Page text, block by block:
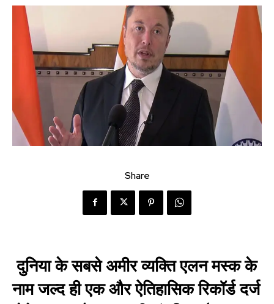
Share
दुनिया के सबसे अमीर व्यक्ति एलन मस्क के
नाम जल्द ही एक और ऐतिहासिक रिकॉर्ड दर्ज